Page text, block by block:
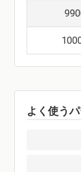
よく使う